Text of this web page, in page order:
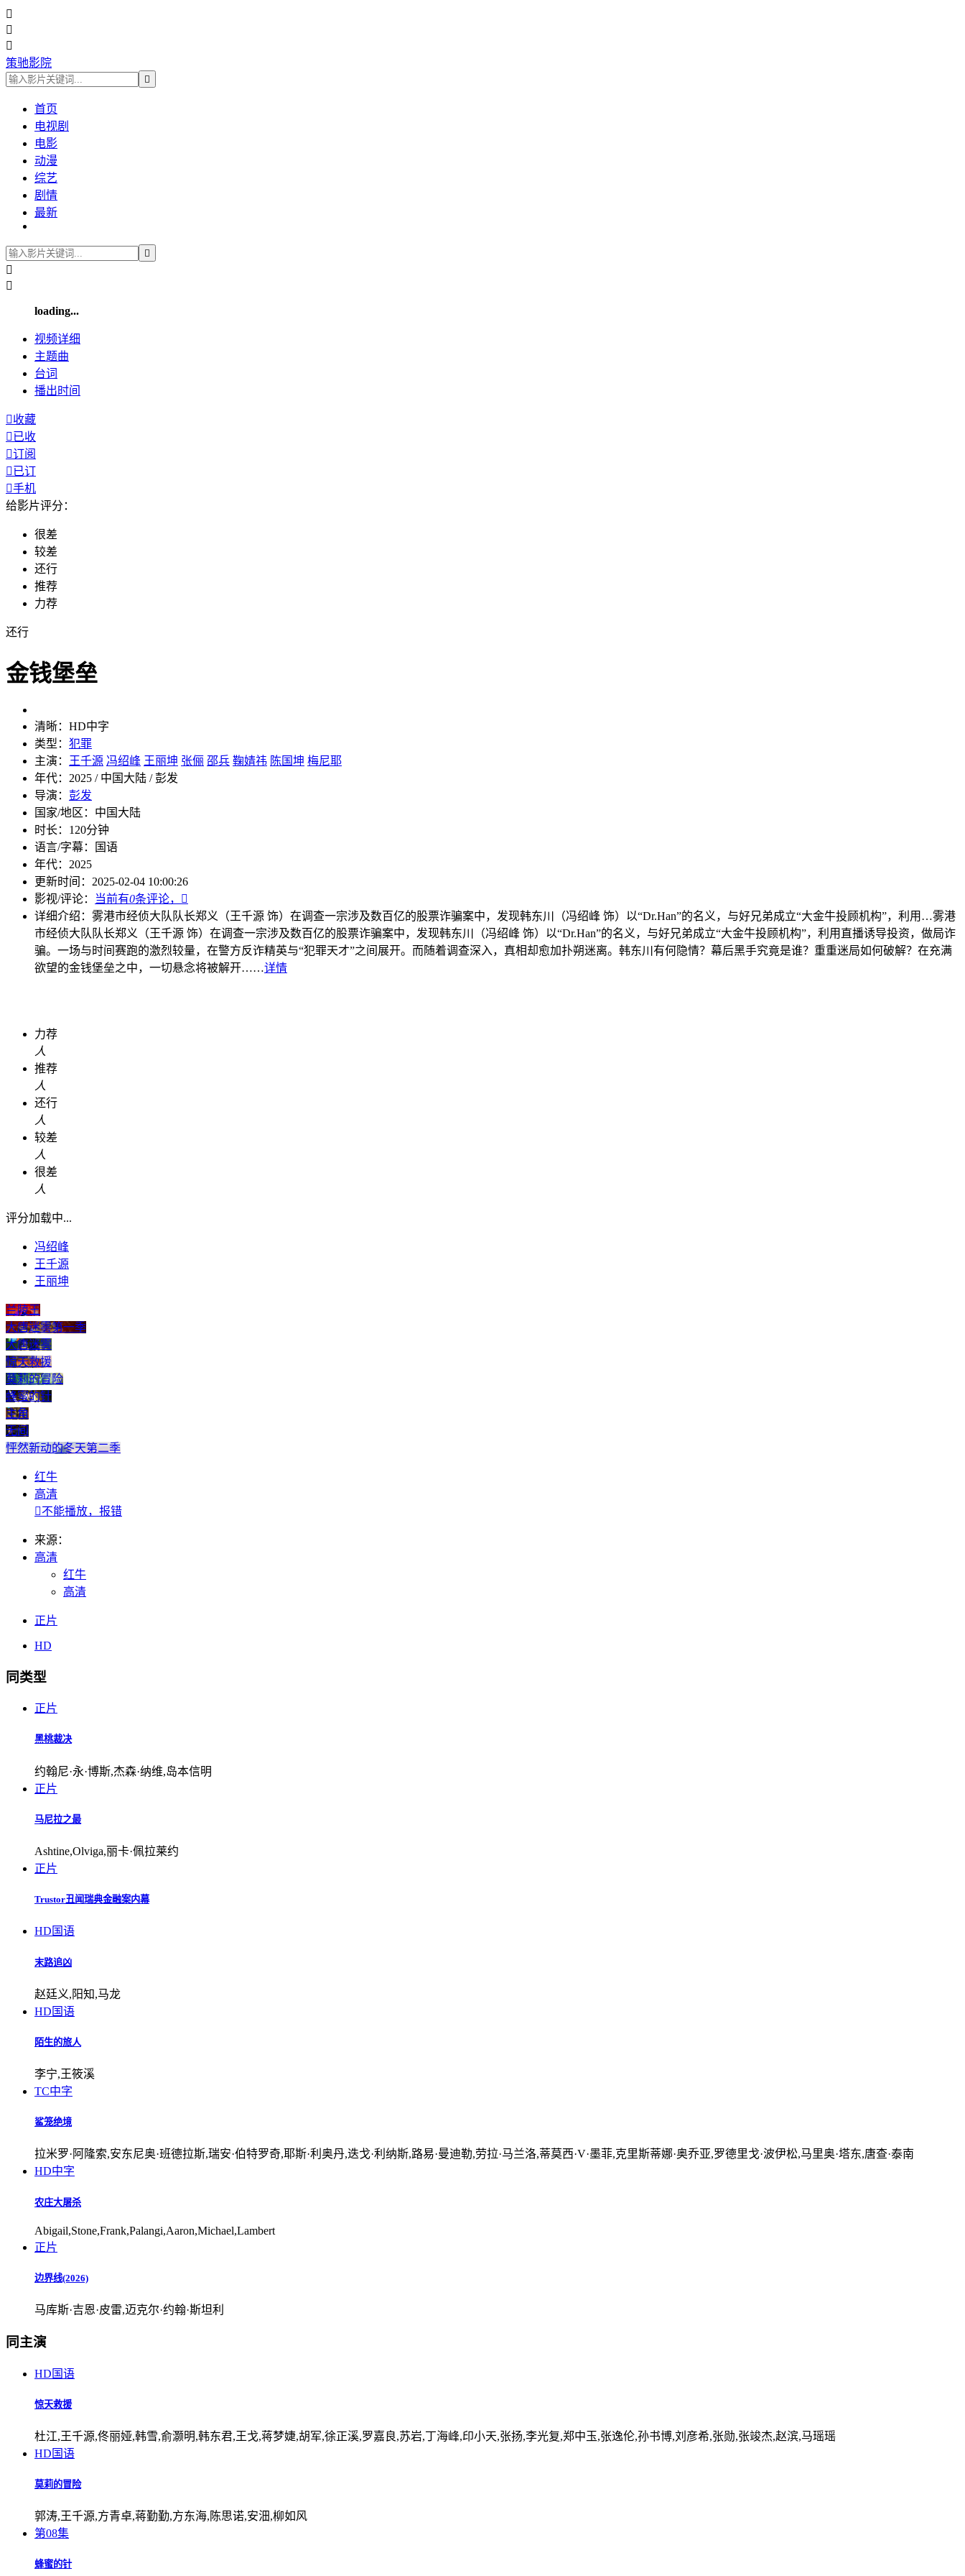



策驰影院

首页
电视剧
电影
动漫
综艺
剧情
最新



loading...
视频详细
主题曲
台词
播出时间
收藏
已收
订阅
已订
手机
给影片评分：
很差
较差
还行
推荐
力荐
还行
金钱堡垒
清晰： HD中字
类型： 犯罪
主演：
王千源 冯绍峰 王丽坤 张俪 邵兵 鞠婧祎 陈国坤 梅尼耶
年代： 2025 / 中国大陆 / 彭发
导演： 彭发
国家/地区： 中国大陆
时长： 120分钟
语言/字幕：
国语
年代： 2025
更新时间： 2025-02-04 10:00:26
影视/评论：
当前有0条评论，

详细介绍： 雾港市经侦大队队长郑义（王千源 饰）在调查一宗涉及数百亿的股票诈骗案中，发现韩东川（冯绍峰 饰）以“Dr.Han”的名义，与好兄弟成立“大金牛投顾机构”，利用…雾港
市经侦大队队长郑义（王千源 饰）在调查一宗涉及数百亿的股票诈骗案中，发现韩东川（冯绍峰 饰）以“Dr.Han”的名义，与好兄弟成立“大金牛投顾机构”，利用直播诱导投资，做局诈
骗。一场与时间赛跑的激烈较量，在警方反诈精英与“犯罪天才”之间展开。而随着调查深入，真相却愈加扑朔迷离。韩东川有何隐情？幕后黑手究竟是谁？重重迷局如何破解？在充满
欲望的金钱堡垒之中，一切悬念将被解开……详情
力荐
人
推荐
人
还行
人
较差
人
很差
人
评分加载中...
冯绍峰
王千源
王丽坤
兰陵王
​大唐迷雾第一季​
大唐迷雾
惊天救援
莫莉的冒险
蜂蜜的针
主角
无间
怦然新动的冬天第二季
红牛
高清
不能播放，报错
来源：
高清
红牛
高清
正片
HD
同类型
正片
黑桃裁决
约翰尼·永·博斯,杰森·纳维,岛本信明
正片
马尼拉之最
Ashtine,Olviga,丽卡·佩拉莱约
正片
Trustor丑闻瑞典金融案内幕
HD国语
末路追凶
赵廷义,阳知,马龙
HD国语
陌生的旅人
李宁,王筱溪
TC中字
鲨笼绝境
拉米罗·阿隆索,安东尼奥·班德拉斯,瑞安·伯特罗奇,耶斯·利奥丹,迭戈·利纳斯,路易·曼迪勒,劳拉·马兰洛,蒂莫西·V·墨菲,克里斯蒂娜·奥乔亚,罗德里戈·波伊松,马里奥·塔东,唐查·泰南
HD中字
农庄大屠杀
Abigail,Stone,Frank,Palangi,Aaron,Michael,Lambert
正片
边界线(2026)
马库斯·吉恩·皮雷,迈克尔·约翰·斯坦利
同主演
HD国语
惊天救援
杜江,王千源,佟丽娅,韩雪,俞灏明,韩东君,王戈,蒋梦婕,胡军,徐正溪,罗嘉良,苏岩,丁海峰,印小天,张扬,李光复,郑中玉,张逸伦,孙书博,刘彦希,张勋,张竣杰,赵滨,马瑶瑶
HD国语
莫莉的冒险
郭涛,王千源,方青卓,蒋勤勤,方东海,陈思诺,安沺,柳如风
第08集
蜂蜜的针